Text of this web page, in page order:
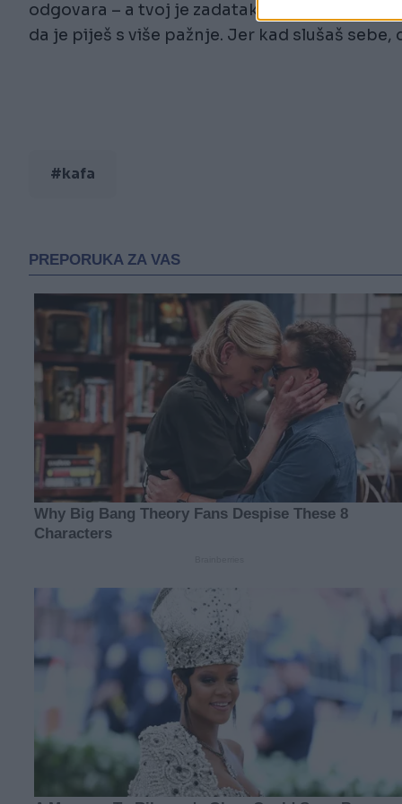
odgovara – a tvoj je zadatak da ga čuješ. Ne
da je piješ s više pažnje. Jer kad slušaš
#kafa